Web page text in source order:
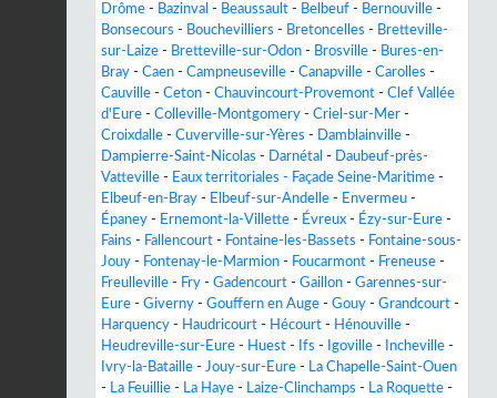
Drôme - Bazinval - Beaussault - Belbeuf - Bernouville -
Bonsecours - Bouchevilliers - Bretoncelles - Bretteville-
sur-Laize - Bretteville-sur-Odon - Brosville - Bures-en-
Bray - Caen - Campneuseville - Canapville - Carolles -
Cauville - Ceton - Chauvincourt-Provemont - Clef Vallée
d'Eure - Colleville-Montgomery - Criel-sur-Mer -
Croixdalle - Cuverville-sur-Yères - Damblainville -
Dampierre-Saint-Nicolas - Darnétal -
Daubeuf-près-
Vatteville - Eaux territoriales - Façade Seine-Maritime -
Elbeuf-en-Bray - Elbeuf-sur-Andelle - Envermeu -
Épaney - Ernemont-la-Villette - Évreux - Ézy-sur-Eure -
Fains - Fallencourt - Fontaine-les-Bassets - Fontaine-sous-
Jouy - Fontenay-le-Marmion - Foucarmont - Freneuse -
Freulleville - Fry - Gadencourt - Gaillon - Garennes-sur-
Eure - Giverny - Gouffern en Auge - Gouy - Grandcourt -
Harquency - Haudricourt - Hécourt - Hénouville -
Heudreville-sur-Eure - Huest - Ifs - Igoville - Incheville -
Ivry-la-Bataille - Jouy-sur-Eure - La Chapelle-Saint-Ouen
- La Feuillie - La Haye - Laize-Clinchamps - La Roquette -